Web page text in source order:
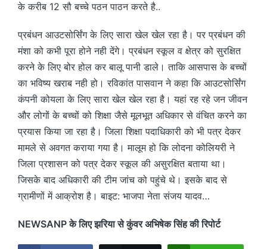
के करीब 12 सौ बच्चे पठन पाठन करते है..
प्रबंधन आउटसोर्सिंग के लिए सारा खेल खेल रहा है। पर प्रबंधन की
मंशा को कभी पूरा होने नही देंगे। प्रबंधन स्कूल व क्षेत्र को सुरक्षित
करने के लिए बोर होल कर बालू पानी डाले। ताकि आसपास के बच्चों
का भविष्य खराब नही हो। रविकांत पासवान ने कहा कि आउटसोर्सिंग
कंपनी कोयला के लिए सारा खेल खेल रहा है। यहां रह रहे जन जीवन
और लोगों के बच्चों को शिक्षा जैसे मूलभूत अधिकार से वंचित करने का
प्रयास किया जा रहा है। जिला शिक्षा पदाधिकारी को भी पत्र देकर
मामले से अवगत कराया गया है। मालूम हो कि लोदना कोलियरी ने
जिला प्रशासन को पत्र देकर स्कूल की असुरक्षित बताया था।
जिसके बाद अधिकारी की टीम जांच को पहुंचे थे। इसके बाद से
ग्रामीणों में आक्रोश है। बाइट: भाजपा नेता संजय यादव…
NEWSANP के लिए झरिया से कुंवर अभिषेक सिंह की रिपोर्ट